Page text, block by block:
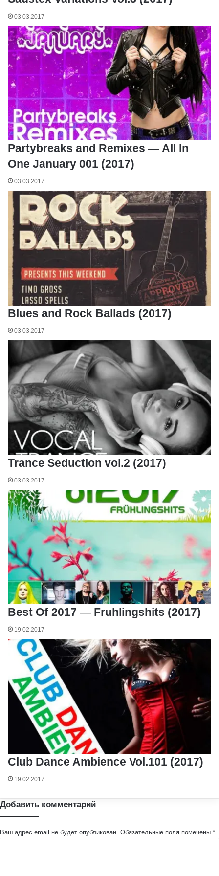
03.03.2017
Partybreaks and Remixes — All In
One January 001 (2017)
03.03.2017
Blues and Rock Ballads (2017)
03.03.2017
Trance Seduction vol.2 (2017)
03.03.2017
Best Of 2017 — Fruhlingshits (2017)
19.02.2017
Club Dance Ambience Vol.101 (2017)
19.02.2017
Добавить комментарий
Ваш адрес email не будет опубликован. Обязательные поля помечены *